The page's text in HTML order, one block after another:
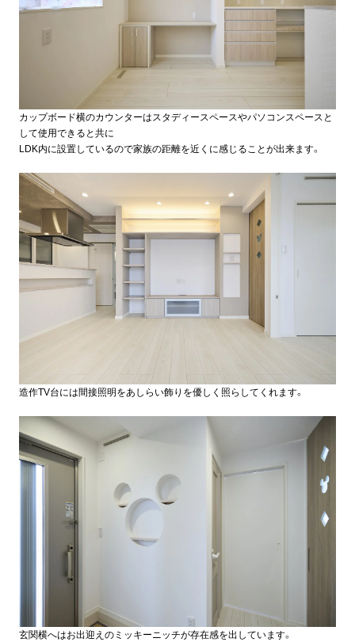
カップボード横のカウンターはスタディースペースやパソコンスペースと
して使用できると共に
LDK内に設置しているので家族の距離を近くに感じることが出来ます。
造作TV台には間接照明をあしらい飾りを優しく照らしてくれます。
玄関横へはお出迎えのミッキーニッチが存在感を出しています。